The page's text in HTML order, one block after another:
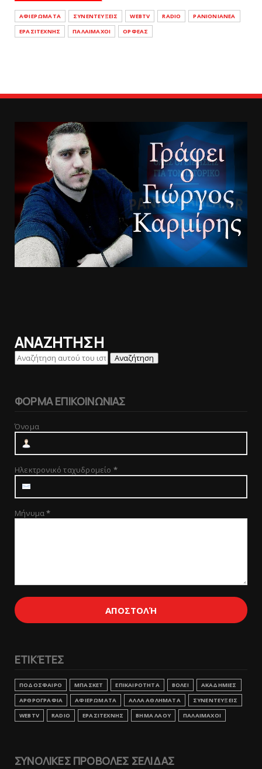
ΑΦΙΕΡΩΜΑΤΑ ΣΥΝΕΝΤΕΥΞΕΙΣ WEBTV RADIO
PANIONIANEA
ΕΡΑΣΙΤΕΧΝΗΣ
ΠΑΛΑΙΜΑΧΟΙ ΟΡΦΕΑΣ
ΑΝΑΖΗΤΗΣΗ
ΦΟΡΜΑ ΕΠΙΚΟΙΝΩΝΙΑΣ
Όνομα
Ηλεκτρονικό ταχυδρομείο *
Μήνυμα*
ΕΤΙΚΈΤΕΣ
ΠΟΔΟΣΦΑΙΡΟ ΜΠΑΣΚΕΤ ΕΠΙΚΑΙΡΟΤΗΤΑ ΒΟΛΕΙ
ΑΚΑΔΗΜΙΕΣ
ΑΡΘΡΟΓΡΑΦΙΑ
ΑΦΙΕΡΩΜΑΤΑ ΑΛΛΑ ΑΘΛΗΜΑΤΑ
ΣΥΝΕΝΤΕΥΞΕΙΣ
WEBTV
RADIO ΕΡΑΣΙΤΕΧΝΗΣ ΒΗΜΑ ΛΑΟΥ ΠΑΛΑΙΜΑΧΟΙ
ΣΥΝΟΛΙΚΕΣ ΠΡΟΒΟΛΕΣ ΣΕΛΙΔΑΣ